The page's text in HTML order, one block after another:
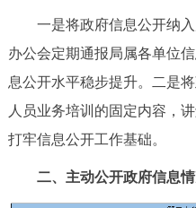
一是将政府信息公开纳入
办公会定期通报局属各单位
息公开水平稳步提升。二是
人员业务培训的固定内容，
打牢信息公开工作基础。
二、主动公开政府信息